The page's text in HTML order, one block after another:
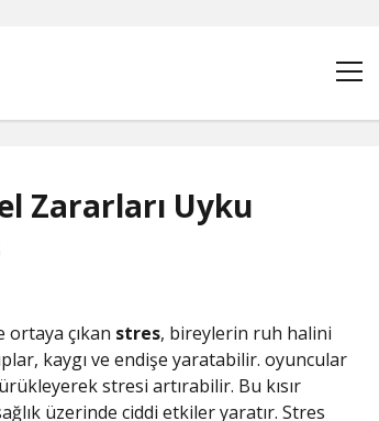
menüyü
aç
HILESI PARASIZ
LISTESI
HILESI ŞIFRESIZ
Zararları Uyku
ortaya çıkan stres, bireylerin ruh halini
kaygı ve endişe yaratabilir. oyuncular
stresi artırabilir. Bu kısır
üzerinde ciddi etkiler yaratır. Stres